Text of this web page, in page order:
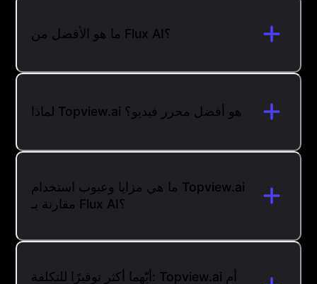
ما هو الأفضل من Flux AI؟
لماذا Topview.ai هو أفضل محرر فيديو؟
ما هي مزايا وعيوب استخدام Topview.ai
مقارنة بـ Flux AI؟
أيّهما أكثر توفيرًا للتكلفة: Topview.ai أم